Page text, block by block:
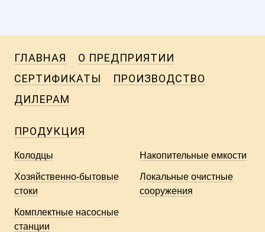
ГЛАВНАЯ
О ПРЕДПРИЯТИИ
СЕРТИФИКАТЫ
ПРОИЗВОДСТВО
ДИЛЕРАМ
ПРОДУКЦИЯ
Колодцы Накопительные емкости
Хозяйственно-бытовые
стоки
Локальные очистные
сооружения
Комплектные насосные
станции